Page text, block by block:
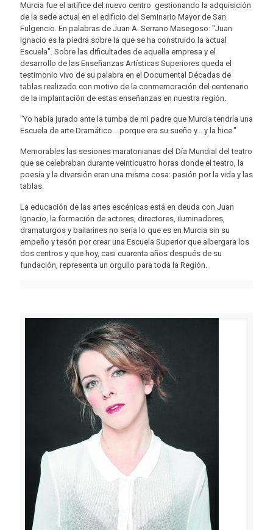
Murcia fue el artífice del nuevo centro gestionando la adquisición
de la sede actual en el edificio del Seminario Mayor de San
Fulgencio. En palabras de Juan A. Serrano Masegoso: "Juan
Ignacio es la piedra sobre la que se ha construido la actual
Escuela". Sobre las dificultades de aquella empresa y el
desarrollo de las Enseñanzas Artísticas Superiores queda el
testimonio vivo de su palabra en el Documental Décadas de
tablas realizado con motivo de la conmemoración del centenario
de la implantación de estas enseñanzas en nuestra región.
"Yo había jurado ante la tumba de mi padre que Murcia tendría una
Escuela de arte Dramático... porque era su sueño y... y la hice."
Memorables las sesiones maratonianas del Día Mundial del teatro
que se celebraban durante veinticuatro horas donde el teatro, la
poesía y la diversión eran una misma cosa: pasión por la vida y las
tablas.
La educación de las artes escénicas está en deuda con Juan
Ignacio, la formación de actores, directores, iluminadores,
dramaturgos y bailarines no sería lo que es en Murcia sin su
empeño y tesón por crear una Escuela Superior que albergara los
dos centros y que hoy, casi cuarenta años después de su
fundación, representa un orgullo para toda la Región.